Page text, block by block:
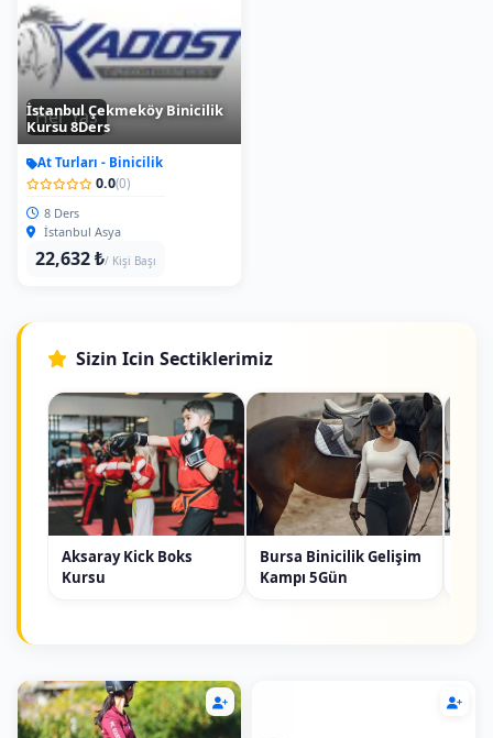
Her Yas
İstanbul Çekmeköy Binicilik
Kursu 8Ders
At Turları - Binicilik
0.0(0)
8 Ders
İstanbul Asya
22,632 ₺/ Kişi Başı
Sizin Icin Sectiklerimiz
Aksaray Kick Boks
Kursu
Bursa Binicilik Gelişim
Kampı 5Gün